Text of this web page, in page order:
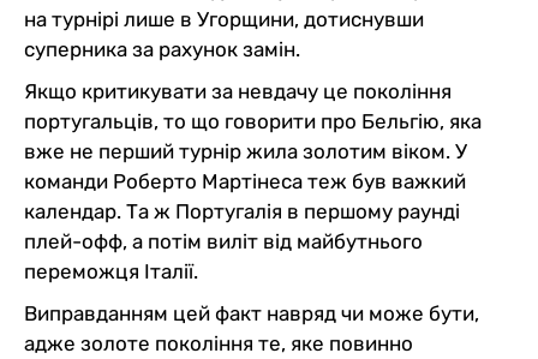
на турнірі лише в Угорщини, дотиснувши
суперника за рахунок замін.
Якщо критикувати за невдачу це покоління
португальців, то що говорити про Бельгію, яка
вже не перший турнір жила золотим віком. У
команди Роберто Мартінеса теж був важкий
календар. Та ж Португалія в першому раунді
плей-офф, а потім виліт від майбутнього
переможця Італії.
Виправданням цей факт навряд чи може бути,
адже золоте покоління те, яке повинно